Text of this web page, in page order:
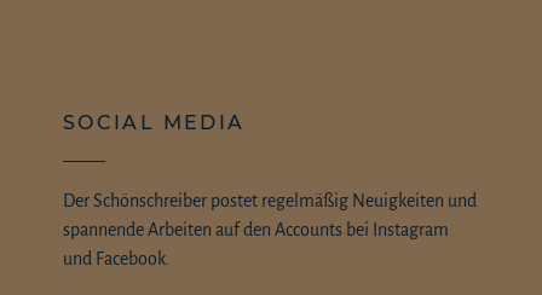
SOCIAL MEDIA
Der Schönschreiber postet regelmäßig Neuigkeiten und
spannende Arbeiten auf den Accounts bei Instagram
und Facebook.